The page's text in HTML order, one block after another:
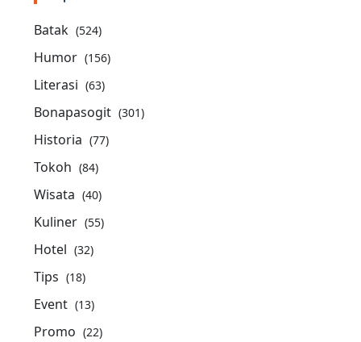
Batak (524)
Humor (156)
Literasi (63)
Bonapasogit (301)
Historia (77)
Tokoh (84)
Wisata (40)
Kuliner (55)
Hotel (32)
Tips (18)
Event (13)
Promo (22)